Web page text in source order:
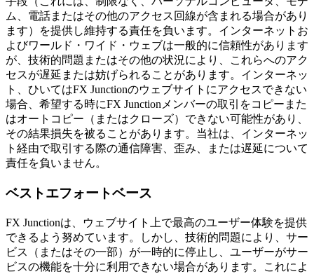
ム、電話またはその他のアクセス回線が含まれる場合があり
ます）を提供し維持する責任を負います。インターネットお
よびワールド・ワイド・ウェブは一般的に信頼性があります
が、技術的問題またはその他の状況により、これらへのアク
セスが遅延または妨げられることがあります。インターネッ
ト、ひいてはFX Junctionのウェブサイトにアクセスできない
場合、希望する時にFX Junctionメンバーの取引をコピーまた
はオートコピー（またはクローズ）できない可能性があり、
その結果損失を被ることがあります。当社は、インターネッ
ト経由で取引する際の通信障害、歪み、または遅延について
責任を負いません。
ベストエフォートベース
FX Junctionは、ウェブサイト上で最高のユーザー体験を提供
できるよう努めています。しかし、技術的問題により、サー
ビス（またはその一部）が一時的に停止し、ユーザーがサー
ビスの機能を十分に利用できない場合があります。これによ